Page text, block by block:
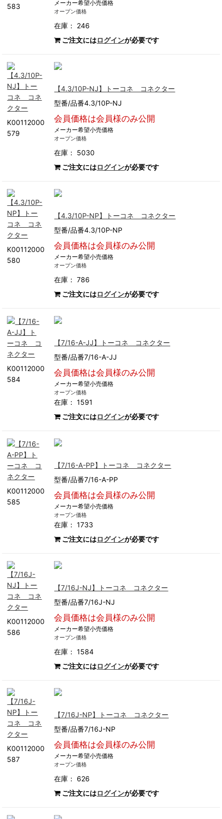
583
メーカー希望小売価格
オープン価格
在庫： 246
ご注文にはログインが必要です
K00112000
579
【4.3/10P-NJ】トーコネ コネクター
型番/品番4.3/10P-NJ
会員価格は会員様のみ公開
メーカー希望小売価格
オープン価格
在庫： 5030
ご注文にはログインが必要です
K00112000
580
【4.3/10P-NP】トーコネ コネクター
型番/品番4.3/10P-NP
会員価格は会員様のみ公開
メーカー希望小売価格
オープン価格
在庫： 786
ご注文にはログインが必要です
K00112000
584
【7/16-A-JJ】トーコネ コネクター
型番/品番7/16-A-JJ
会員価格は会員様のみ公開
メーカー希望小売価格
オープン価格
在庫： 1591
ご注文にはログインが必要です
K00112000
585
【7/16-A-PP】トーコネ コネクター
型番/品番7/16-A-PP
会員価格は会員様のみ公開
メーカー希望小売価格
オープン価格
在庫： 1733
ご注文にはログインが必要です
K00112000
586
【7/16J-NJ】トーコネ コネクター
型番/品番7/16J-NJ
会員価格は会員様のみ公開
メーカー希望小売価格
オープン価格
在庫： 1584
ご注文にはログインが必要です
K00112000
587
【7/16J-NP】トーコネ コネクター
型番/品番7/16J-NP
会員価格は会員様のみ公開
メーカー希望小売価格
オープン価格
在庫： 626
ご注文にはログインが必要です